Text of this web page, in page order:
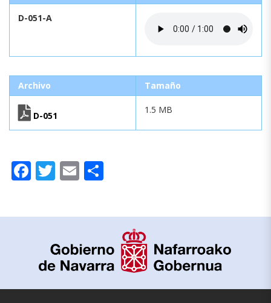
D-051-A
Archivo Tamaño
D-051
1.5 MB
Facebook
Twitter
Email